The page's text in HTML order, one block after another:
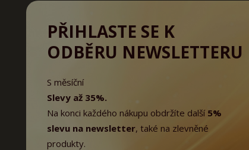
PŘIHLASTE SE K
ODBĚRU NEWSLETTERU
S měsíční
Slevy až 35%.
Na konci každého nákupu obdržíte další 5%
slevu na newsletter, také na zlevněné
produkty.